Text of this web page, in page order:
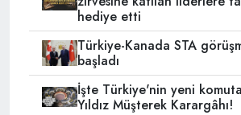
hediye etti
Türkiye-Kanada STA
başladı
İşte Türkiye'nin yeni
Yıldız Müşterek Karargâhı!